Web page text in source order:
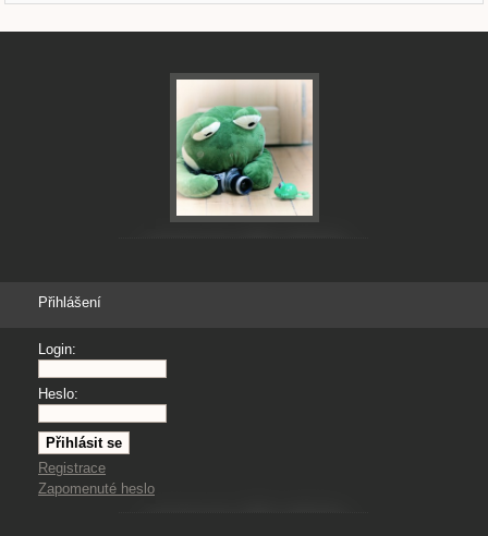
Přihlášení
Login:
Heslo:
Registrace
Zapomenuté heslo